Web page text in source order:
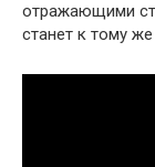
отражающими
станет к тому